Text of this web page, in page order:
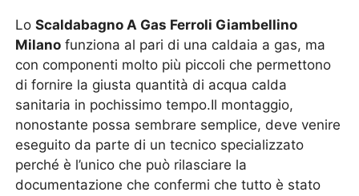
LoScaldabagno A Gas Ferroli Giambellino
Milano funziona al pari di una caldaia a gas, ma
con componenti molto più piccoli che permettono
di fornire la giusta quantità di acqua calda
sanitaria in pochissimo tempo.Il montaggio,
nonostante possa sembrare semplice, deve venire
eseguito da parte di un tecnico specializzato
perché è l’unico che può rilasciare la
documentazione che confermi che tutto è stato